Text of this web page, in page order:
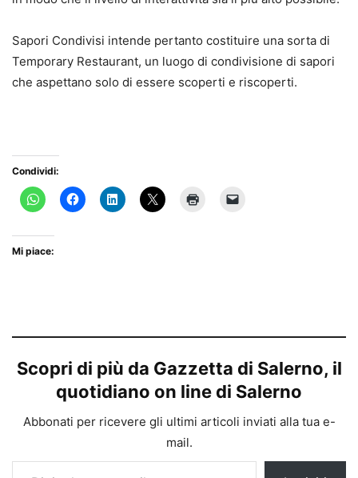
Sapori Condivisi intende pertanto costituire una sorta di
Temporary Restaurant, un luogo di condivisione di sapori
che aspettano solo di essere scoperti e riscoperti.
Condividi:
Mi piace:
Scopri di più da Gazzetta di Salerno, il
quotidiano on line di Salerno
Abbonati per ricevere gli ultimi articoli inviati alla tua e-
mail.
Digita la tua e-mail...